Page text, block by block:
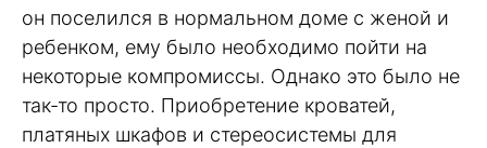
он поселился в нормальном доме с женой и
ребенком, ему было необходимо пойти на
некоторые компромиссы. Однако это было не
так-то просто. Приобретение кроватей,
платяных шкафов и стереосистемы для